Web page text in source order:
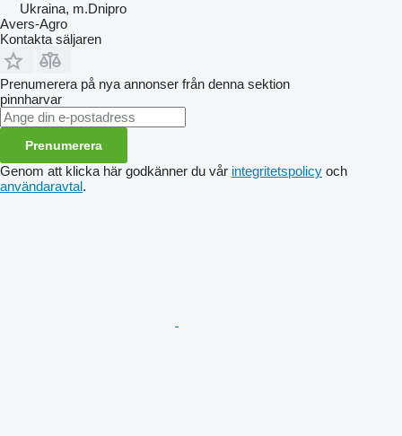
Ukraina, m.Dnipro
Avers-Agro
Kontakta säljaren
Prenumerera på nya annonser från denna sektion
pinnharvar
Prenumerera
Genom att klicka här godkänner du vår integritetspolicy och
användaravtal.